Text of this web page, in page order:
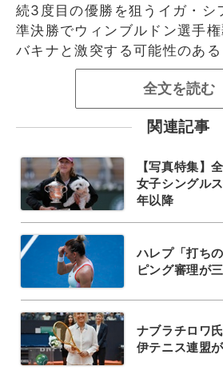
続3度目の優勝を狙うイガ・シ
準決勝でウィンブルドン選手
バキナと激突する可能性のある
全文を読む
関連記事
【写真特集】
女子シングル
年以降
ハレプ「打ち
ピング審理が
ナブラチロワ
伊テニス連盟